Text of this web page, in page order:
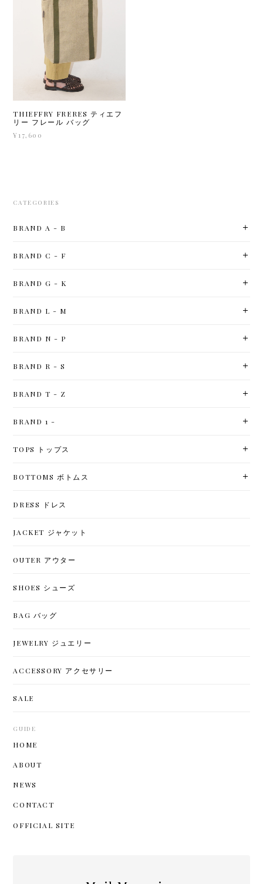
THIEFFRY FRERES ティエフ
リー フレール バッグ
¥17,600
CATEGORIES
BRAND A - B
BRAND C - F
BRAND G - K
BRAND L - M
BRAND N - P
BRAND R - S
BRAND T - Z
BRAND 1 -
TOPS トップス
BOTTOMS ボトムス
DRESS ドレス
JACKET ジャケット
OUTER アウター
SHOES シューズ
BAG バッグ
JEWELRY ジュエリー
ACCESSORY アクセサリー
SALE
GUIDE
HOME
ABOUT
NEWS
CONTACT
OFFICIAL SITE